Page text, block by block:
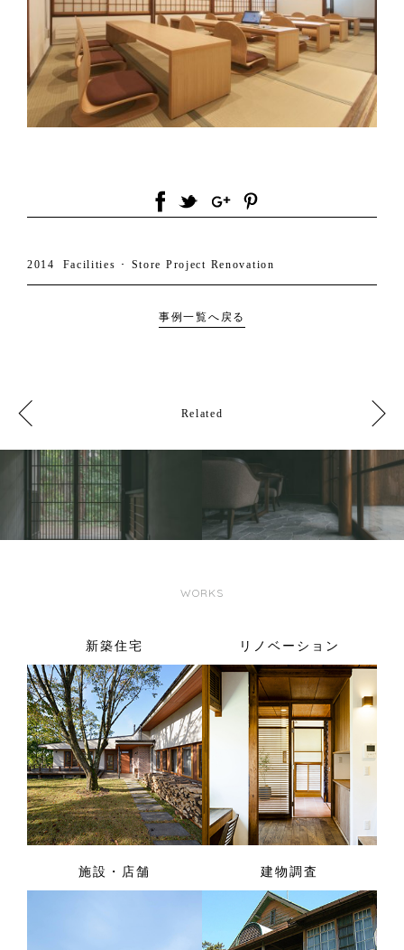
2014 Facilities ･ Store Project Renovation
事例一覧へ戻る
Related
WORKS
新築住宅 リノベーション
施設・店舗 建物調査